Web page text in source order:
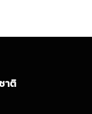
าติ